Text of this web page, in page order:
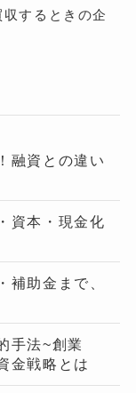
するときの企
融資との違い
資本・現金化
補助金まで、
手法~創業
金戦略とは